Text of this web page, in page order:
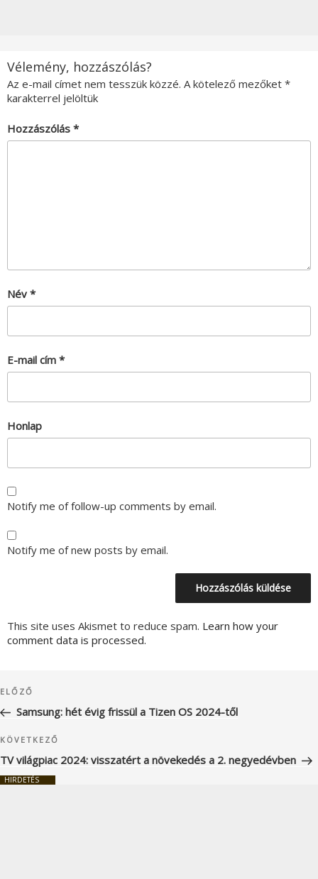
Vélemény, hozzászólás?
Az e-mail címet nem tesszük közzé. A kötelező mezőket *
karakterrel jelöltük
Hozzászólás *
Név *
E-mail cím *
Honlap
Notify me of follow-up comments by email.
Notify me of new posts by email.
This site uses Akismet to reduce spam. Learn how your
comment data is processed.
navigáció
Korábbi
bejegyzés
ELŐZŐ
Samsung: hét évig frissül a Tizen OS 2024-től
Következő
bejegyzés
KÖVETKEZŐ
TV világpiac 2024: visszatért a növekedés a 2. negyedévben
HIRDETÉS